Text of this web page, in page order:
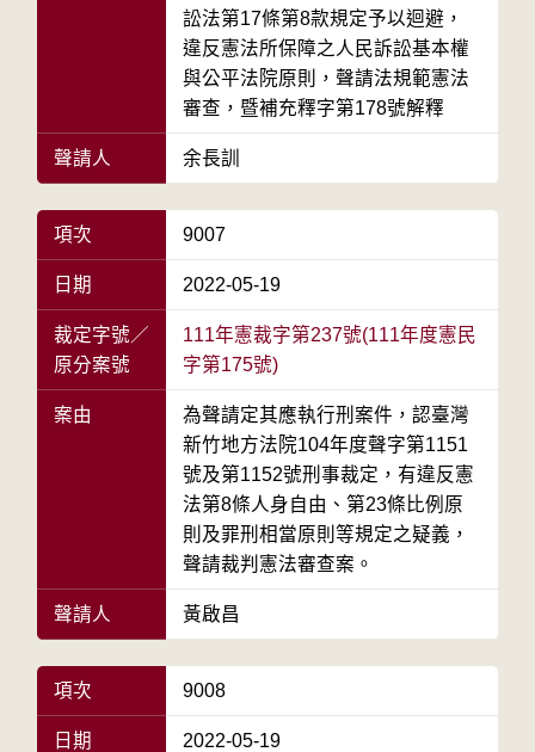
訟法第17條第8款規定予以迴避，
違反憲法所保障之人民訴訟基本權
與公平法院原則，聲請法規範憲法
審查，暨補充釋字第178號解釋
聲請人 余長訓
項次 9007
日期 2022-05-19
裁定字號／
原分案號
111年憲裁字第237號(111年度憲民
字第175號)
案由
為聲請定其應執行刑案件，認臺灣
新竹地方法院104年度聲字第1151
號及第1152號刑事裁定，有違反憲
法第8條人身自由、第23條比例原
則及罪刑相當原則等規定之疑義，
聲請裁判憲法審查案。
聲請人 黃啟昌
項次 9008
日期 2022-05-19